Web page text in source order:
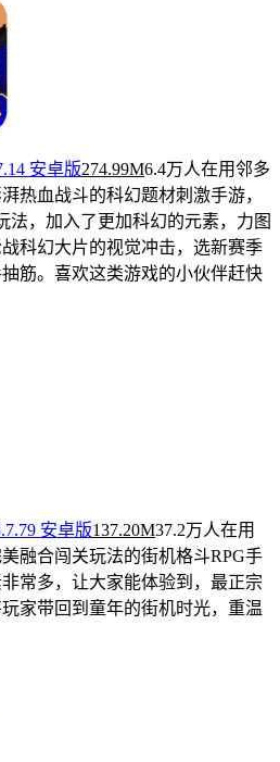
安卓版274.99M6.4万人在用邻多
热血战斗的科幻题材刺激手游，
法，加入了更加科幻的元素，力图
科幻大片的视觉冲击，选新赛季
筋。喜欢这类游戏的小伙伴赶快
安卓版137.20M37.2万人在用
融合闯关玩法的街机格斗RPG手
常多，让大家能体验到，最正宗
家带回到童年的街机时光，重温